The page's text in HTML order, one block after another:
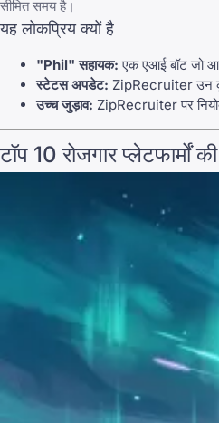
सीमित समय है।
यह लोकप्रिय क्यों है
"Phil" सहायक: एक एआई बॉट जो
स्टेटस अपडेट: ZipRecruiterउन
उच्च जुड़ाव: ZipRecruiterपर
टॉप 10 रोजगार प्लेटफार्मों